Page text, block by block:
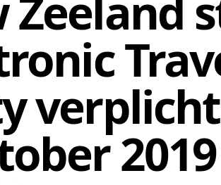
Zeeland
2019